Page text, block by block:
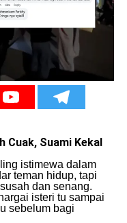
Cuak, Suami Kekal
istimewa dalam
teman hidup, tapi
dan senang.
isteri tu sampai
sebelum bagi